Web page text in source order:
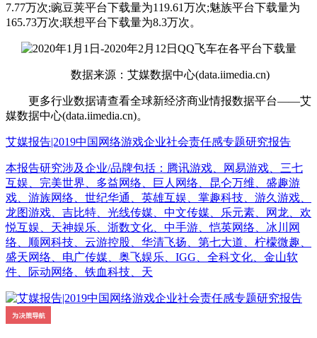
7.77万次;豌豆荚平台下载量为119.61万次;魅族平台下载量为
165.73万次;联想平台下载量为8.3万次。
数据来源：艾媒数据中心(data.iimedia.cn)
更多行业数据请查看全球新经济商业情报数据平台——艾
媒数据中心(data.iimedia.cn)。
艾媒报告|2019中国网络游戏企业社会责任感专题研究报告
本报告研究涉及企业/品牌包括：腾讯游戏、网易游戏、三七
互娱、完美世界、多益网络、巨人网络、昆仑万维、盛趣游
戏、游族网络、世纪华通、英雄互娱、掌趣科技、游久游戏、
龙图游戏、吉比特、光线传媒、中文传媒、乐元素、网龙、欢
悦互娱、天神娱乐、浙数文化、中手游、恺英网络、冰川网
络、顺网科技、云游控股、华清飞扬、第七大道、柠檬微趣、
盛天网络、电广传媒、奥飞娱乐、IGG、全科文化、金山软
件、际动网络、铁血科技、天